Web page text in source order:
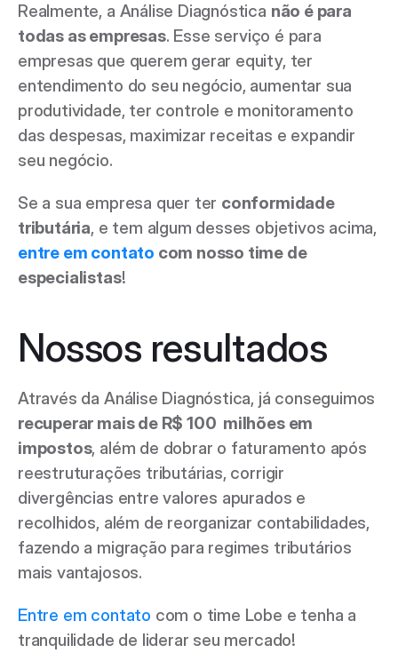
Realmente, a Análise Diagnóstica não é para
todas as empresas. Esse serviço é para
empresas que querem gerar equity, ter
entendimento do seu negócio, aumentar sua
produtividade, ter controle e monitoramento
das despesas, maximizar receitas e expandir
seu negócio.
Se a sua empresa quer ter conformidade
tributária
entre em contato com nosso time de
especialistas!
Nossos resultados
Através da Análise Diagnóstica, já conseguimos
recuperar mais de R$ 100  milhões em
impostos, além de dobrar o faturamento após
reestruturações tributárias, corrigir
divergências entre valores apurados e
recolhidos, além de reorganizar contabilidades,
fazendo a migração para regimes tributários
mais vantajosos.
Entre em contato com o time Lobe e tenha a
tranquilidade de liderar seu mercado!